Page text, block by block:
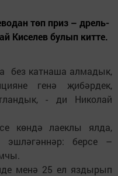
төп приз – дрель-
Киселев булып китте.
без катнаша алмадык,
генә җибәрдек,
- ди Николай
көндә лаеклы ялда,
эшләгәннәр: берсе –
менә 25 ел яздырып